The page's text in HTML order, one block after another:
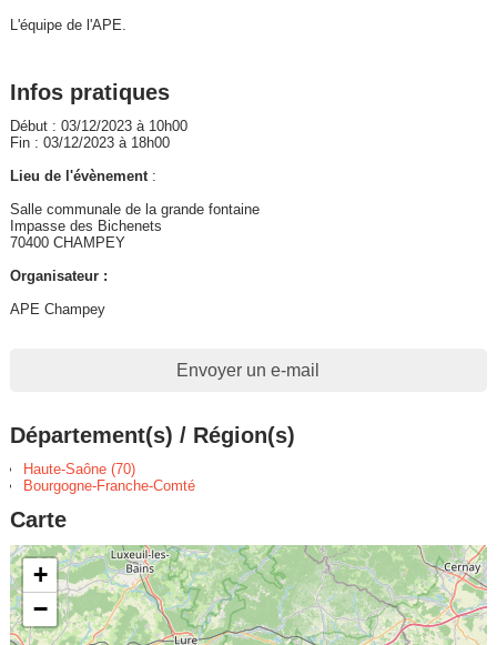
L'équipe de l'APE.
Infos pratiques
Début : 03/12/2023 à 10h00
Fin : 03/12/2023 à 18h00
Lieu de l'évènement:
Salle communale de la grande fontaine
Impasse des Bichenets
70400 CHAMPEY
Organisateur :
APE Champey
Envoyer un e-mail
Département(s) / Région(s)
Haute-Saône (70)
Bourgogne-Franche-Comté
Carte
+
−